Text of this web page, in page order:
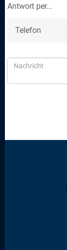
Antwort per...